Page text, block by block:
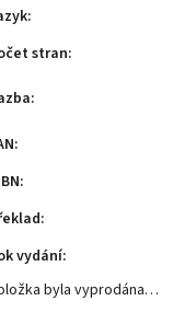
:
stran:
:
:
:
:
vydání:
byla vyprodána…